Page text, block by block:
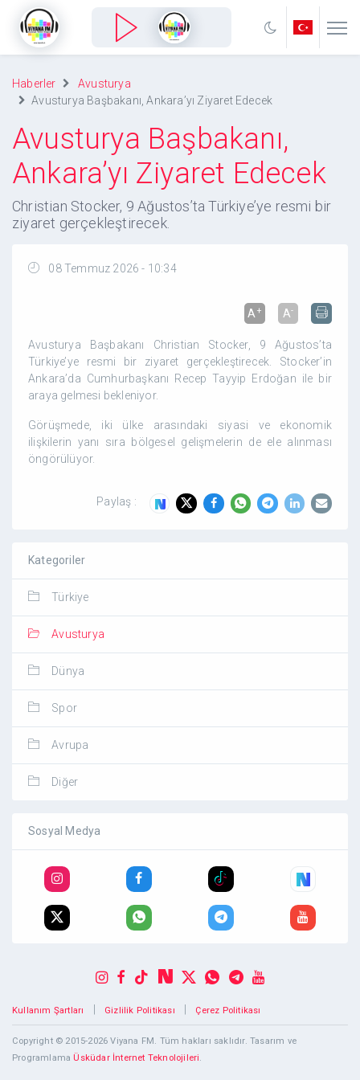
Haberler
Avusturya
Avusturya Başbakanı, Ankara’yı Ziyaret Edecek
Avusturya Başbakanı,
Ankara’yı Ziyaret Edecek
Christian Stocker, 9 Ağustos’ta Türkiye’ye resmi bir
ziyaret gerçekleştirecek.
08 Temmuz 2026 - 10:34
A+ A-
Avusturya Başbakanı Christian Stocker, 9 Ağustos’ta
Türkiye’ye resmi bir ziyaret gerçekleştirecek. Stocker’in
Ankara’da Cumhurbaşkanı Recep Tayyip Erdoğan ile bir
araya gelmesi bekleniyor.
Görüşmede, iki ülke arasındaki siyasi ve ekonomik
ilişkilerin yanı sıra bölgesel gelişmelerin de ele alınması
öngörülüyor.
Paylaş :
Kategoriler
Türkiye
Avusturya
Dünya
Spor
Avrupa
Diğer
Sosyal Medya
Kullanım Şartları Gizlilik Politikası Çerez Politikası
Copyright © 2015-2026 Viyana FM. Tüm hakları saklıdır. Tasarım ve
Programlama Üsküdar İnternet Teknolojileri.